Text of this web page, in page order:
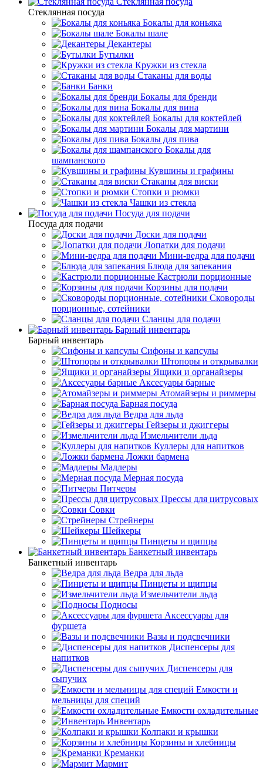
Стеклянная посуда
Бокалы для коньяка
Бокалы шале
Декантеры
Бутылки
Кружки из стекла
Стаканы для воды
Банки
Бокалы для бренди
Бокалы для вина
Бокалы для коктейлей
Бокалы для мартини
Бокалы для пива
Бокалы для
шампанского
Кувшины и графины
Стаканы для виски
Стопки и рюмки
Чашки из стекла
Посуда для подачи
Посуда для подачи
Доски для подачи
Лопатки для подачи
Мини-ведра для подачи
Блюда для запекания
Кастрюли порционные
Корзины для подачи
Сковороды
порционные, сотейники
Сланцы для подачи
Барный инвентарь
Барный инвентарь
Сифоны и капсулы
Штопоры и открывалки
Ящики и органайзеры
Аксесуары барные
Атомайзеры и риммеры
Барная посуда
Ведра для льда
Гейзеры и джиггеры
Измельчители льда
Куллеры для напитков
Ложки бармена
Мадлеры
Мерная посуда
Питчеры
Прессы для цитрусовых
Совки
Стрейнеры
Шейкеры
Пинцеты и щипцы
Банкетный инвентарь
Банкетный инвентарь
Ведра для льда
Пинцеты и щипцы
Измельчители льда
Подносы
Аксессуары для
фуршета
Вазы и подсвечники
Диспенсеры для
напитков
Диспенсеры для
сыпучих
Емкости и
мельницы для специй
Емкости охладительные
Инвентарь
Колпаки и крышки
Корзины и хлебницы
Креманки
Мармит